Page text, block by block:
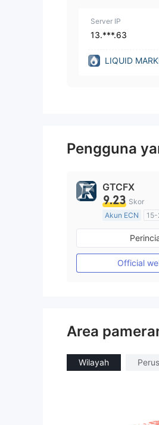
Server IP
13.***.63
LIQUID
Pengguna
GTCFX
9.23 Skor
Akun ECN
Diatur di
Market Maker
Lisensi Penuh
Official
Area
Wilayah